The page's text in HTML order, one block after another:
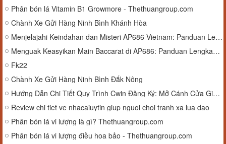
Phân bón lá Vitamin B1 Growmore - Thethuangroup.com
Chành Xe Gửi Hàng Ninh Bình Khánh Hòa
Menjelajahi Keindahan dan Misteri AP686 Vietnam: Panduan Lengkap Anda
Menguak Keasyikan Main Baccarat di AP686: Panduan Lengkap untuk Pemula dan Profesional
Fk22
Chành Xe Gửi Hàng Ninh Bình Đắk Nông
Hướng Dẫn Chi Tiết Quy Trình Cwin Đăng Ký: Mở Cánh Cửa Giải Trí Đỉnh Cao
Review chi tiet ve nhacaiuytin giup nguoi choi tranh xa lua dao
Phân bón lá vi lượng là gì? Thethuangroup.com
Phân bón lá vi lượng điều hoa bảo - Thethuangroup.com